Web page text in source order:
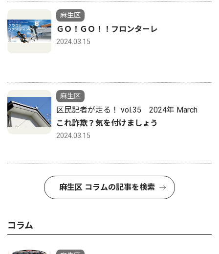
麻生区
ＧＯ！ＧＯ！！フロンターレ
2024.03.15
麻生区
区民記者が走る！ vol.35 2024年 March
これ詐欺？気を付けましょう
2024.03.15
麻生区 コラムの記事を検索
コラム